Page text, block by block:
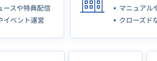
ースや特典配信
イベント運営
マニュアル
クローズド